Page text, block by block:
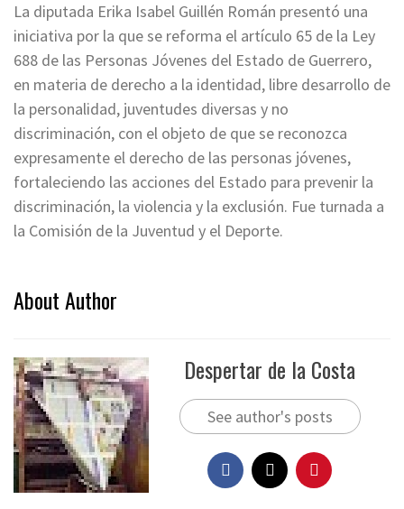
La diputada Erika Isabel Guillén Román presentó una
iniciativa por la que se reforma el artículo 65 de la Ley
688 de las Personas Jóvenes del Estado de Guerrero,
en materia de derecho a la identidad, libre desarrollo de
la personalidad, juventudes diversas y no
discriminación, con el objeto de que se reconozca
expresamente el derecho de las personas jóvenes,
fortaleciendo las acciones del Estado para prevenir la
discriminación, la violencia y la exclusión. Fue turnada a
la Comisión de la Juventud y el Deporte.
About Author
Despertar de la Costa
See author's posts